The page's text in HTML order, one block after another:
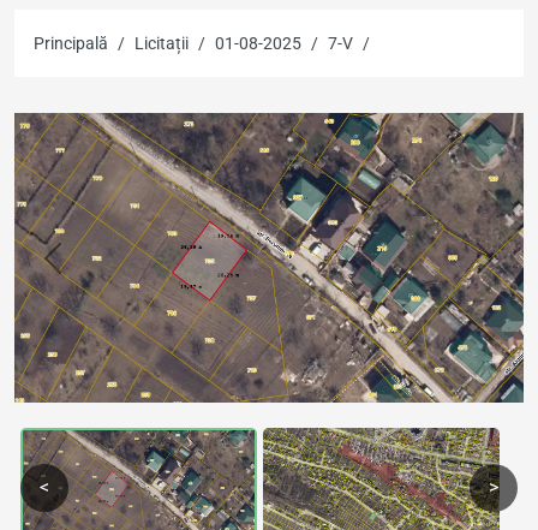
Principală Licitații 01-08-2025 7-V
Previous Next
< >